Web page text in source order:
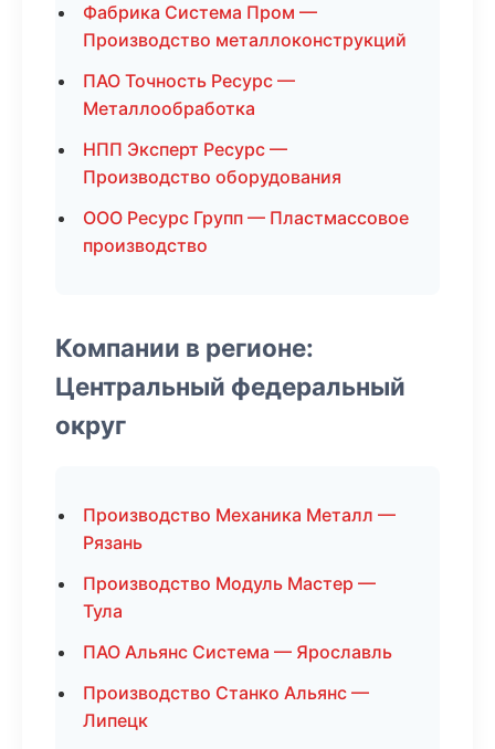
Фабрика Система Пром —
Производство металлоконструкций
ПАО Точность Ресурс —
Металлообработка
НПП Эксперт Ресурс —
Производство оборудования
ООО Ресурс Групп — Пластмассовое
производство
Компании в регионе:
Центральный федеральный
округ
Производство Механика Металл —
Рязань
Производство Модуль Мастер —
Тула
ПАО Альянс Система — Ярославль
Производство Станко Альянс —
Липецк